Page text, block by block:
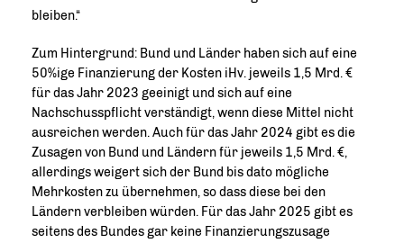
bleiben.“
Zum Hintergrund: Bund und Länder haben sich auf eine
50%ige Finanzierung der Kosten iHv. jeweils 1,5 Mrd.
für das Jahr 2023 geeinigt und sich auf eine
Nachschusspflicht verständigt, wenn diese Mittel nicht
ausreichen werden. Auch für das Jahr 2024 gibt es die
Zusagen von Bund und Ländern für jeweils 1,5 Mrd. €,
allerdings weigert sich der Bund bis dato mögliche
Mehrkosten zu übernehmen, so dass diese bei den
Ländern verbleiben würden. Für das Jahr 2025 gibt es
seitens des Bundes gar keine Finanzierungszusage